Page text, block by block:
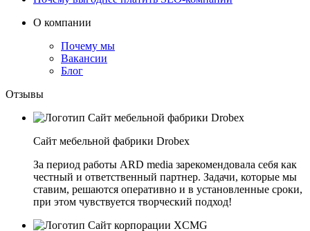
О компании
Почему мы
Вакансии
Блог
Отзывы
Сайт мебельной фабрики Drobex
За период работы ARD media зарекомендовала себя как
честный и ответственный партнер. Задачи, которые мы
ставим, решаются оперативно и в установленные сроки,
при этом чувствуется творческий подход!